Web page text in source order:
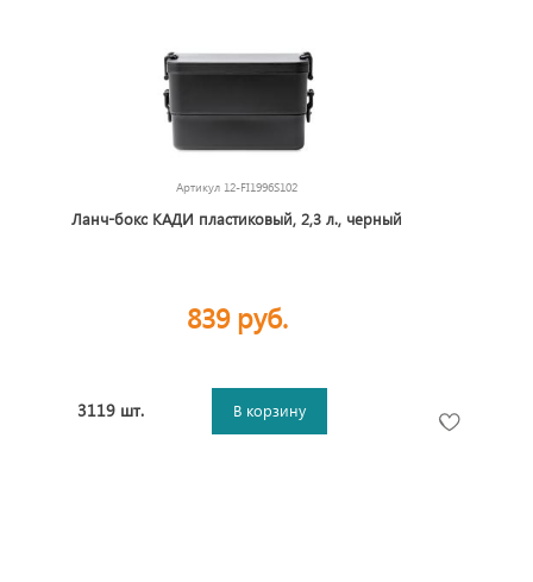
Артикул 12-FI1996S102
Ланч-бокс КАДИ пластиковый, 2,3 л., черный
839 руб.
3119 шт. В корзину